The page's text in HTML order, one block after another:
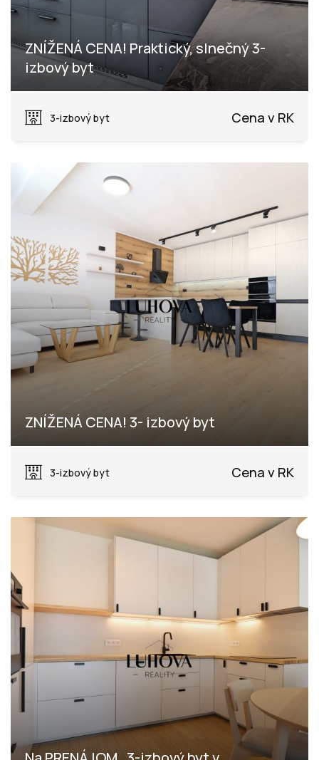
ZNÍŽENÁ CENA! Praktický, slnečný 3-
izbový byt
3-izbový byt
Cena v RK
ZNÍŽENÁ CENA! 3- izbový byt
3-izbový byt
Cena v RK